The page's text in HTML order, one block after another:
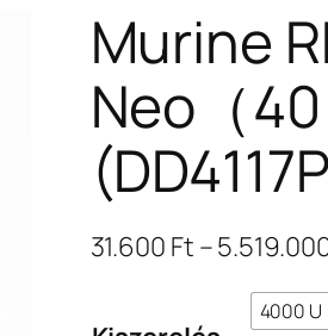
Murine
Neo（40
31.600 Ft –
4000 U